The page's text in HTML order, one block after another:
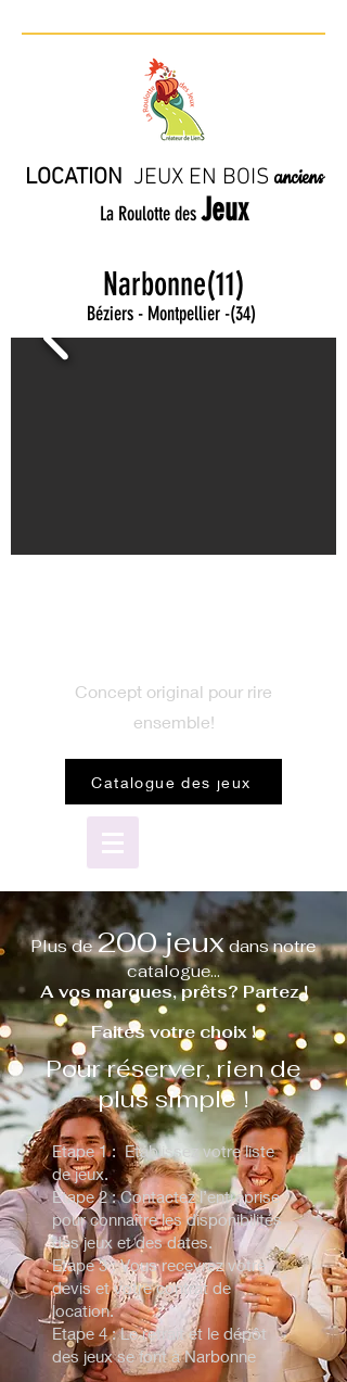
LOCATION JEUX EN BOIS anciens
La Roulotte des Jeux
Narbonne(11)
Béziers - Montpellier -(34)
Concept original pour rire
ensemble!
Catalogue des jeux
Plus de200 jeux dans notre
catalogue...
A vos marques, prêts? Partez !
Faites votre choix !
Pour réserver, rien de
plus simple !
Etape 1 : Etablissez votre liste
de jeux.
Etape 2 : Contactez l’entreprise
pour connaître les disponibilités
des jeux et des dates.
Etape 3 : Vous recevrez votre
devis et votre contrat de
location.
Etape 4 : Le retrait et le dépôt
des jeux se font à Narbonne